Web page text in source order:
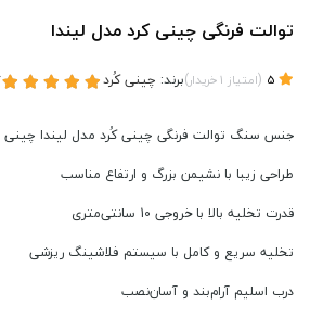
توالت فرنگی چینی کرد مدل لیندا
(امتیاز 1خریدار)برند: چینی کُرد
جنس سنگ توالت فرنگی چینی کُرد مدل لیندا چینی
طراحی زیبا با نشیمن بزرگ و ارتفاع مناسب
قدرت تخلیه بالا با خروجی 10 سانتی‌متری
تخلیه سریع و کامل با سیستم فلاشینگ ریزشی
درب اسلیم آرام‌بند و آسان‌نصب